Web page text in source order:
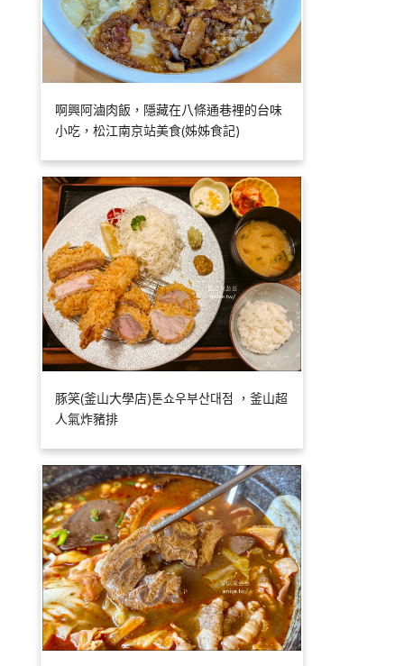
啊興阿滷肉飯，隱藏在八條通巷裡的台味
小吃，松江南京站美食(姊姊食記)
豚笑(釜山大學店)톤쇼우부산대점 ，釜山超
人氣炸豬排